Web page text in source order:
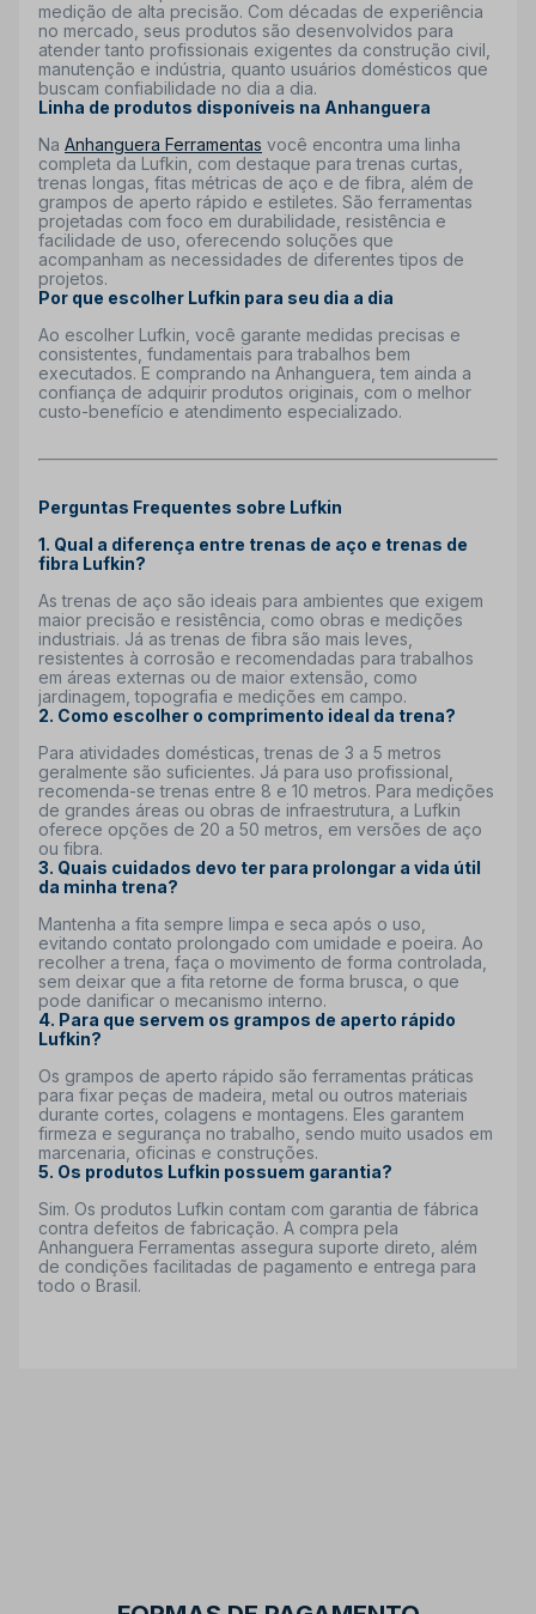
medição de alta precisão. Com décadas de experiência
no mercado, seus produtos são desenvolvidos para
atender tanto profissionais exigentes da construção civil,
manutenção e indústria, quanto usuários domésticos que
buscam confiabilidade no dia a dia.
Linha de produtos disponíveis na Anhanguera
Na Anhanguera Ferramentas você encontra uma linha
completa da Lufkin, com destaque para trenas curtas,
trenas longas, fitas métricas de aço e de fibra, além de
grampos de aperto rápido e estiletes. São ferramentas
projetadas com foco em durabilidade, resistência e
facilidade de uso, oferecendo soluções que
acompanham as necessidades de diferentes tipos de
projetos.
Por que escolher Lufkin para seu dia a dia
Ao escolher Lufkin, você garante medidas precisas e
consistentes, fundamentais para trabalhos bem
executados. E comprando na Anhanguera, tem ainda a
confiança de adquirir produtos originais, com o melhor
custo-benefício e atendimento especializado.
Perguntas Frequentes sobre Lufkin
1. Qual a diferença entre trenas de aço e trenas de
fibra Lufkin?
As trenas de aço são ideais para ambientes que exigem
maior precisão e resistência, como obras e medições
industriais. Já as trenas de fibra são mais leves,
resistentes à corrosão e recomendadas para trabalhos
em áreas externas ou de maior extensão, como
jardinagem, topografia e medições em campo.
2. Como escolher o comprimento ideal da trena?
Para atividades domésticas, trenas de 3 a 5 metros
geralmente são suficientes. Já para uso profissional,
recomenda-se trenas entre 8 e 10 metros. Para medições
de grandes áreas ou obras de infraestrutura, a Lufkin
oferece opções de 20 a 50 metros, em versões de aço
ou fibra.
3. Quais cuidados devo ter para prolongar a vida útil
da minha trena?
Mantenha a fita sempre limpa e seca após o uso,
evitando contato prolongado com umidade e poeira. Ao
recolher a trena, faça o movimento de forma controlada,
sem deixar que a fita retorne de forma brusca, o que
pode danificar o mecanismo interno.
4. Para que servem os grampos de aperto rápido
Lufkin?
Os grampos de aperto rápido são ferramentas práticas
para fixar peças de madeira, metal ou outros materiais
durante cortes, colagens e montagens. Eles garantem
firmeza e segurança no trabalho, sendo muito usados em
marcenaria, oficinas e construções.
5. Os produtos Lufkin possuem garantia?
Sim. Os produtos Lufkin contam com garantia de fábrica
contra defeitos de fabricação. A compra pela
Anhanguera Ferramentas assegura suporte direto, além
de condições facilitadas de pagamento e entrega para
todo o Brasil.